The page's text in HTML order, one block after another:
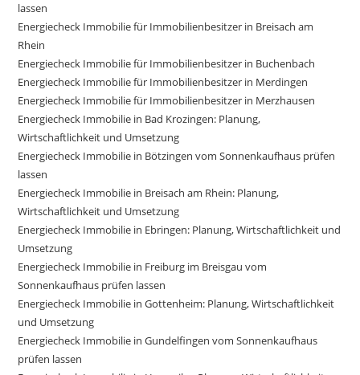
lassen
Energiecheck Immobilie für Immobilienbesitzer in Breisach am
Rhein
Energiecheck Immobilie für Immobilienbesitzer in Buchenbach
Energiecheck Immobilie für Immobilienbesitzer in Merdingen
Energiecheck Immobilie für Immobilienbesitzer in Merzhausen
Energiecheck Immobilie in Bad Krozingen: Planung,
Wirtschaftlichkeit und Umsetzung
Energiecheck Immobilie in Bötzingen vom Sonnenkaufhaus prüfen
lassen
Energiecheck Immobilie in Breisach am Rhein: Planung,
Wirtschaftlichkeit und Umsetzung
Energiecheck Immobilie in Ebringen: Planung, Wirtschaftlichkeit und
Umsetzung
Energiecheck Immobilie in Freiburg im Breisgau vom
Sonnenkaufhaus prüfen lassen
Energiecheck Immobilie in Gottenheim: Planung, Wirtschaftlichkeit
und Umsetzung
Energiecheck Immobilie in Gundelfingen vom Sonnenkaufhaus
prüfen lassen